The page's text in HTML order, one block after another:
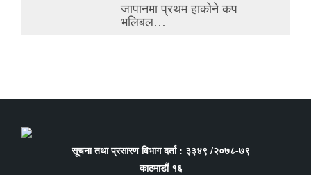
जापानमा प्रथम हाकोने कप
भलिबल…
सूचना तथा प्रसारण विभाग दर्ता : ३३४९ /२०७८-७९
काठमाडौं १६